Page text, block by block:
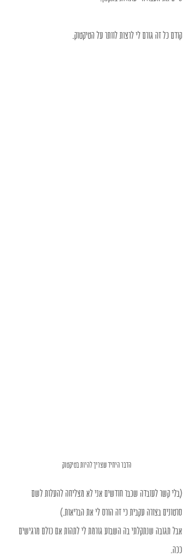
קודם כל זה גורם לי לרצות לוותר על הטיקטוק.
הדבר היחיד שצריך להיות בטיקטוק
(בלי קשר לעובדה שכבר חודשים אני לא מצליחה להעלות לשם
סרטונים בצורה עקבית כי זה הורס לי את הבריאות.)
אבל תגובה שנתקלתי בה השבוע גורמת לי לתהות אם כולם מרגישים
ככה.